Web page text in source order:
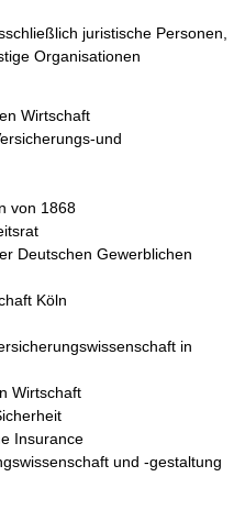
juristische Personen,
Organisationen
Wirtschaft
und
von 1868
Deutschen Gewerblichen
Köln
in
Wirtschaft
Insurance
und -gestaltung